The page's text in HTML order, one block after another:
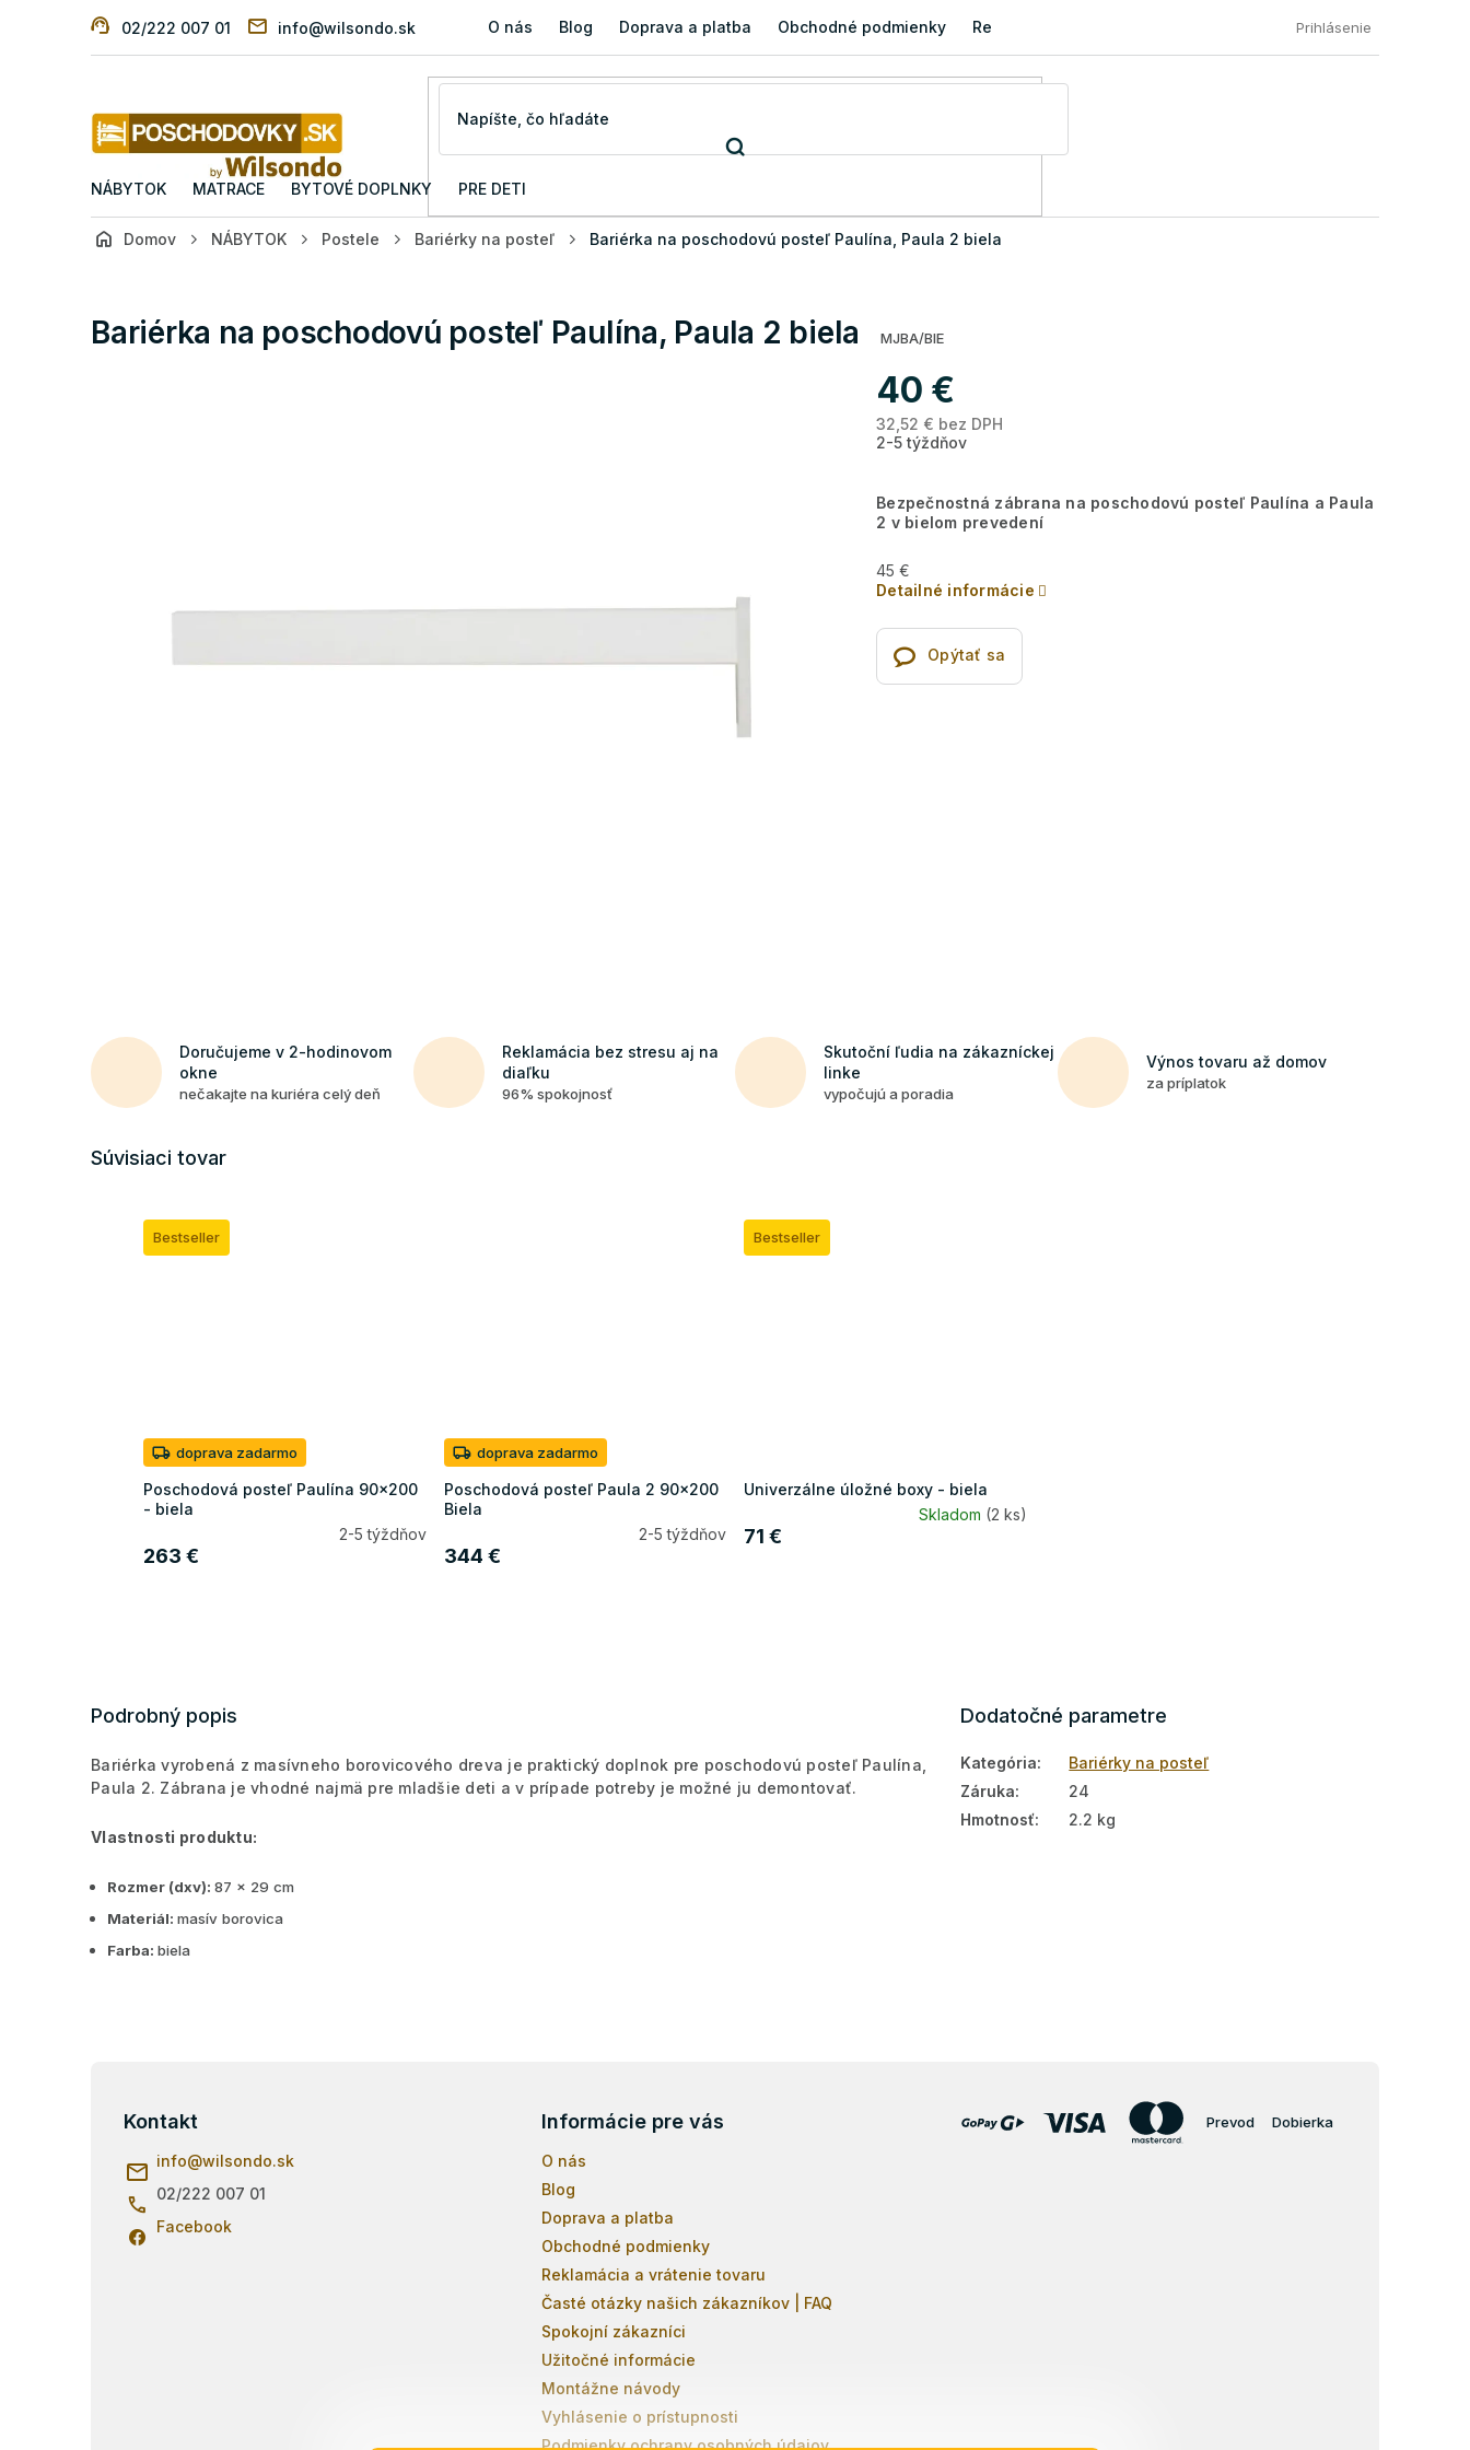
02/222 007 01 info@wilsondo.sk O nás Blog Doprava a platba Obchodné podmienky Reklamácia a vrátenie tovaru Časté otázky našich
Prihlásenie
NÁBYTOK MATRACE BYTOVÉ DOPLNKY PRE DETI
Domov NÁBYTOK Postele Bariérky na posteľ Bariérka na poschodovú posteľ Paulína, Paula 2 biela
Bariérka na poschodovú posteľ Paulína, Paula 2 biela MJBA/BIE
40 €
32,52 € bez DPH
2-5 týždňov
Bezpečnostná zábrana na poschodovú posteľ Paulína a Paula
2 v bielom prevedení
45 €
Detailné informácie
Opýtať sa
Doručujeme v 2-hodinovom
okne
nečakajte na kuriéra celý deň
Reklamácia bez stresu aj na
diaľku
96% spokojnosť
Skutoční ľudia na zákazníckej
linke
vypočujú a poradia
Výnos tovaru až domov
za príplatok
Súvisiaci tovar
Bestseller
doprava zadarmo
Poschodová posteľ Paulína 90x200
- biela
2-5 týždňov
263 €
doprava zadarmo
Poschodová posteľ Paula 2 90x200
Biela
2-5 týždňov
344 €
Bestseller
Univerzálne úložné boxy - biela
Skladom (2 ks)
71 €
Podrobný popis
Bariérka vyrobená z masívneho borovicového dreva je praktický doplnok pre poschodovú posteľ Paulína,
Paula 2. Zábrana je vhodné najmä pre mladšie deti a v prípade potreby je možné ju demontovať.
Vlastnosti produktu:
Rozmer (dxv): 87 x 29 cm
Materiál: masív borovica
Farba: biela
Dodatočné parametre
Kategória:
Bariérky na posteľ
Záruka:
24
Hmotnosť: 2.2 kg
Kontakt
info@wilsondo.sk
02/222 007 01
Facebook
Informácie pre vás
O nás
Blog
Doprava a platba
Obchodné podmienky
Reklamácia a vrátenie tovaru
Časté otázky našich zákazníkov | FAQ
Spokojní zákazníci
Užitočné informácie
Montážne návody
Vyhlásenie o prístupnosti
Podmienky ochrany osobných údajov
Prevod Dobierka